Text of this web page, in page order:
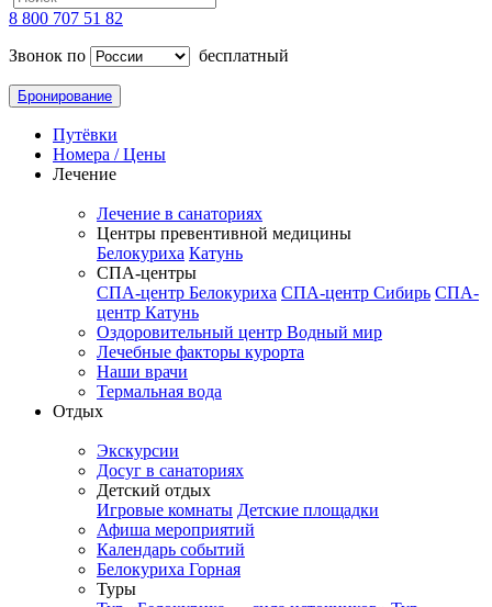
8 800 707 51 82
Звонок по
бесплатный
Бронирование
Путёвки
Номера / Цены
Лечение
Лечение в санаториях
Центры превентивной медицины
Белокуриха Катунь
СПА-центры
СПА-центр Белокуриха СПА-центр Сибирь СПА-
центр Катунь
Оздоровительный центр Водный мир
Лечебные факторы курорта
Наши врачи
Термальная вода
Отдых
Экскурсии
Досуг в санаториях
Детский отдых
Игровые комнаты Детские площадки
Афиша мероприятий
Календарь событий
Белокуриха Горная
Туры